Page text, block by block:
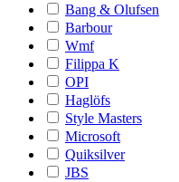
Bang & Olufsen
Barbour
Wmf
Filippa K
OPI
Haglöfs
Style Masters
Microsoft
Quiksilver
JBS